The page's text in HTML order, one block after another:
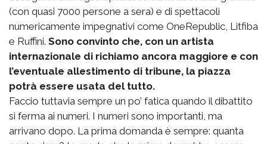
(con quasi 7000 persone a sera) e di spettacoli
numericamente impegnativi come OneRepublic, Litfiba
e Ruffini. Sono convinto che, con un artista
internazionale di richiamo ancora maggiore e con
l’eventuale allestimento di tribune, la piazza
potrà essere usata del tutto.
Faccio tuttavia sempre un po’ fatica quando il dibattito
si ferma ai numeri. I numeri sono importanti, ma
arrivano dopo. La prima domanda è sempre: quanta